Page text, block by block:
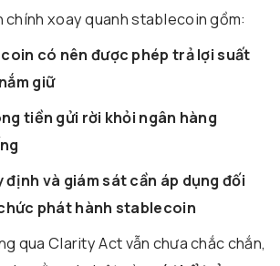
chính xoay quanh stablecoin gồm:
có nên được phép trả lợi suất
giữ
tiền gửi rời khỏi ngân hàng
định và giám sát cần áp dụng đối
phát hành stablecoin
qua Clarity Act vẫn chưa chắc chắn,